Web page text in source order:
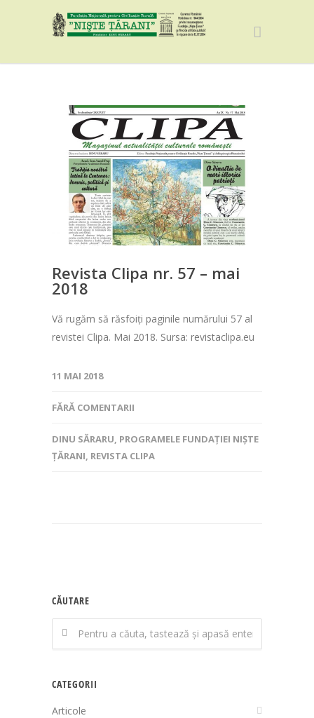
Revista Clipa nr. 57 – mai
2018
Vă rugăm să răsfoiți paginile numărului 57 al
revistei Clipa. Mai 2018. Sursa: revistaclipa.eu
11 MAI 2018
FĂRĂ COMENTARII
DINU SĂRARU, PROGRAMELE FUNDAȚIEI NIȘTE
ȚĂRANI, REVISTA CLIPA
CĂUTARE
CATEGORII
Articole